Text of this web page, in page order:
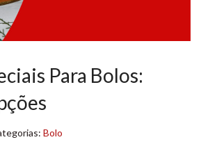
Para Bolos:
Bolo